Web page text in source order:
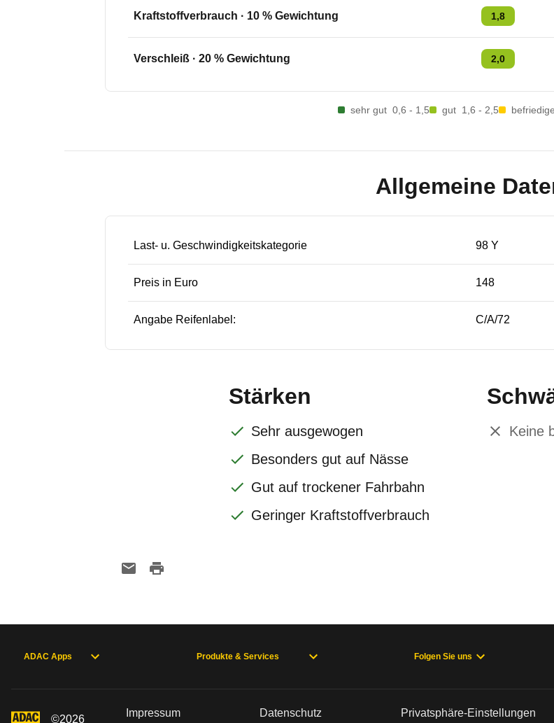
Kraftstoffverbrauch · 10 % Gewichtung 1,8
Verschleiß · 20 % Gewichtung 2,0
sehr gut 0,6 - 1,5 gut 1,6 - 2,5
Allgemeine
Last- u. Geschwindigkeitskategorie 98 Y
Preis in Euro 148
Angabe Reifenlabel: C/A/72
Stärken
Sehr ausgewogen
Besonders gut auf Nässe
Gut auf trockener Fahrbahn
Geringer Kraftstoffverbrauch
Keine
ADAC Apps Produkte & Services Folgen Sie uns
©2026
Impressum Datenschutz Privatsphäre-Einstellungen